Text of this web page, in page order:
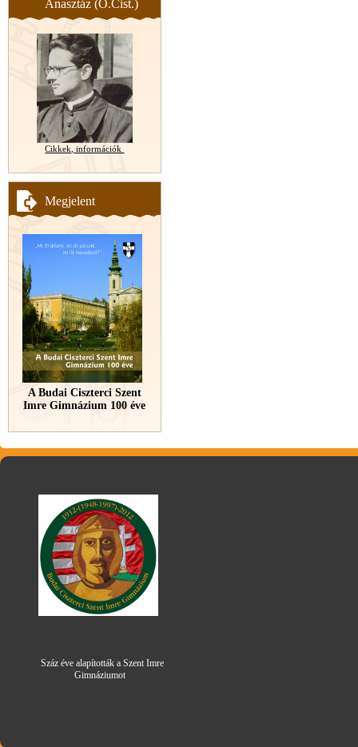
Anasztáz (O.Cist.)
Cikkek, információk
Megjelent
A Budai Ciszterci Szent
Imre Gimnázium 100 éve
Száz éve alapították a Szent Imre
Gimnáziumot